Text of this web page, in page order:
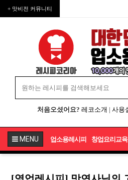
+ 맛비전 커뮤니티
처음오셨어요? 레코소개 | 사용
MENU 업소용레시피 창업요리교육